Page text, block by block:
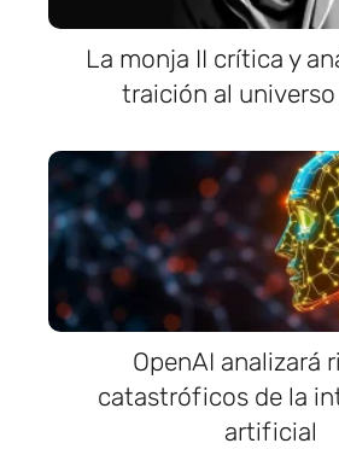
La monja II crítica y
traición al universo
OpenAI analizará
catastróficos de la
artificial